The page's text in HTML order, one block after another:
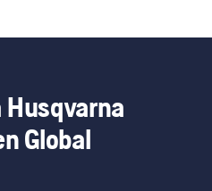
Husqvarna
Global